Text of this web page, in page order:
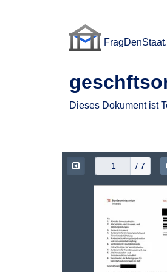
Dieses Dokument ist
/ 7